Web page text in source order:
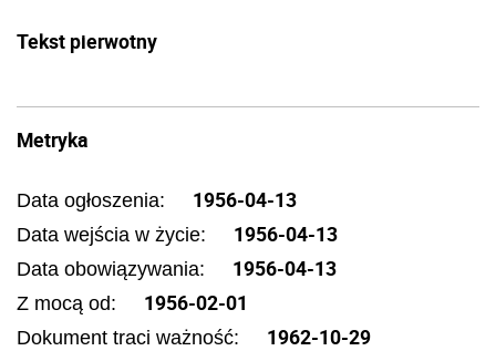
Tekst pierwotny
Metryka
Data ogłoszenia: 1956-04-13
Data wejścia w życie: 1956-04-13
Data obowiązywania: 1956-04-13
Z mocą od: 1956-02-01
Dokument traci ważność: 1962-10-29